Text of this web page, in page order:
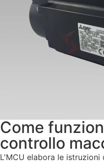
Come
controllo
L'MCU elabora le